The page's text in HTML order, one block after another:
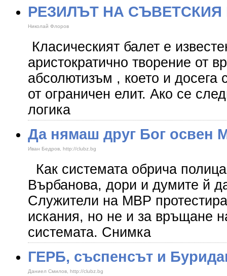
РЕЗИЛЪТ НА СЪВЕТСКИЯ
Николай Флоров
Класическият балет е
аристократично творение от
абсолютизъм , което и досега
от ограничен елит. Ако се
логика
Да нямаш друг Бог освен
Иван Бедров, http://clubz.bg
Как системата обрича
Върбанова, дори и думите й
Служители на МВР
искания, но не и за връщане
системата. Снимка
ГЕРБ, съспенсът и
Даниел Смилов, http://clubz.bg